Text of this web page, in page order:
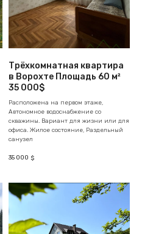
Трёхкомнатная квартира
в Ворохте Площадь 60 м²
35 000$
Расположена на первом этаже,
Автономное водоснабжение со
скважины. Вариант для жизни или для
офиса. Жилое состояние, Раздельный
санузел
35 000 $